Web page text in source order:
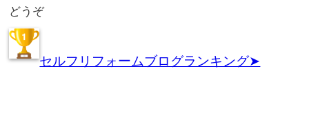
どうぞ
セルフリフォームブログランキング➤